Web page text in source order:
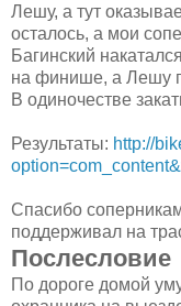
Лешу, а тут
осталось, а мои
Багинский
на финише, а Лешу
В одиночестве
Результаты: http://
Спасибо
поддерживал на
Послесловие
По дороге домой